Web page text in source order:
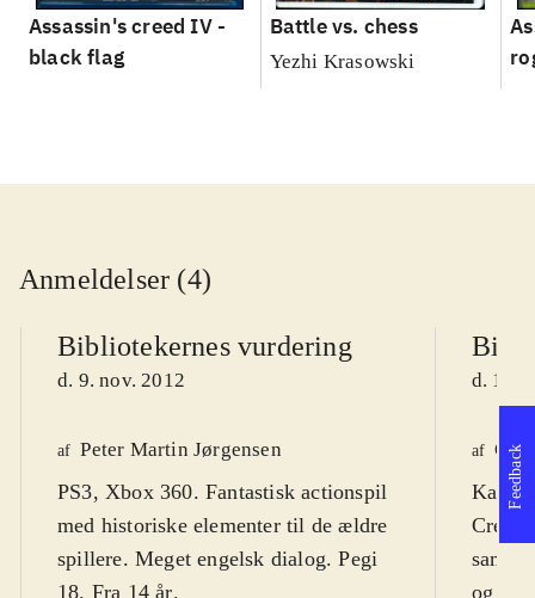
Assassin's creed IV -
black flag
Battle vs. chess
Yezhi Krasowski
Anmeldelser (4)
Bibliotekernes vurdering
d. 9. nov. 2012
af Peter Martin Jørgensen
PS3, Xbox 360. Fantastisk actionspil
med historiske elementer til de ældre
spillere. Meget engelsk dialog. Pegi
18. Fra 14 år.
d. 16.
af Ole
Kan
og
Feedback